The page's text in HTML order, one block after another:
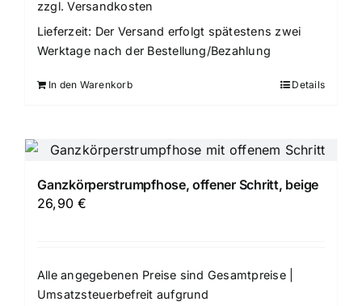
zzgl.Versandkosten
Lieferzeit: Der Versand erfolgt spätestens zwei
Werktage nach der Bestellung/Bezahlung
In den Warenkorb Details
Ganzkörperstrumpfhose, offener Schritt, beige
26,90€
Alle angegebenen Preise sind Gesamtpreise |
Umsatzsteuerbefreit aufgrund